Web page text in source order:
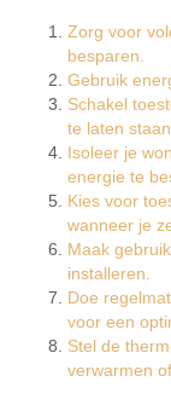
Zorg voor
besparen.
Gebruik
Schakel
te laten staan.
Isoleer je
energie te
Kies voor
wanneer je
Maak
installeren.
Doe
voor een
Stel de
verwarmen